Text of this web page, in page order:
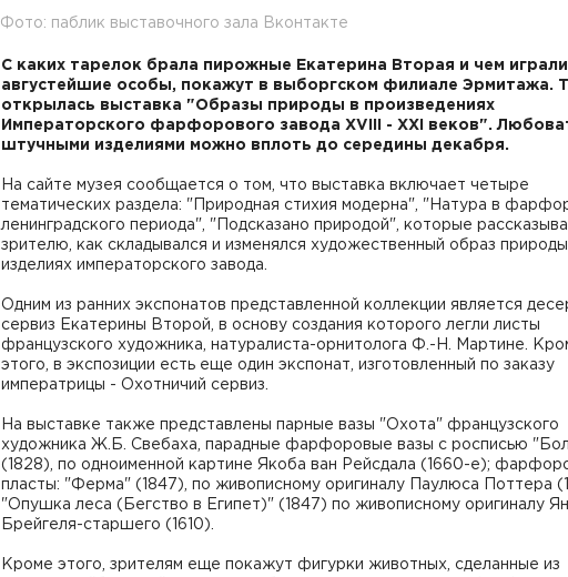
Фото: паблик выставочного зала Вконтакте
С каких тарелок брала пирожные Екатерина Вторая и чем играли
августейшие особы, покажут в выборгском филиале Эрмитажа.
открылась выставка "Образы природы в произведениях
Императорского фарфорового завода XVIII - XXI веков".
штучными изделиями можно вплоть до середины декабря.
На сайте музея сообщается о том, что выставка включает четыре
тематических раздела: "Природная стихия модерна", "Натура в
ленинградского периода", "Подсказано природой", которые
зрителю, как складывался и изменялся художественный образ
изделиях императорского завода.
Одним из ранних экспонатов представленной коллекции является
сервиз Екатерины Второй, в основу создания которого легли листы
французского художника, натуралиста-орнитолога Ф.-Н. Мартине.
этого, в экспозиции есть еще один экспонат, изготовленный по заказу
императрицы - Охотничий сервиз.
На выставке также представлены парные вазы "Охота" французского
художника Ж.Б. Свебаха, парадные фарфоровые вазы с росписью
(1828), по одноименной картине Якоба ван Рейсдала (1660-е);
пласты: "Ферма" (1847), по живописному оригиналу Паулюса Поттера
"Опушка леса (Бегство в Египет)" (1847) по живописному оригиналу
Брейгеля-старшего (1610).
Кроме этого, зрителям еще покажут фигурки животных, сделанные из